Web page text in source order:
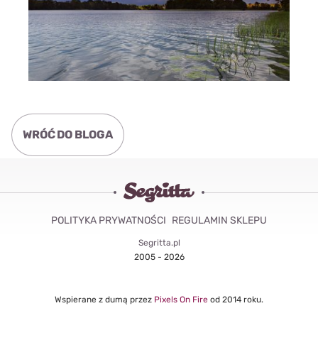
WRÓĆ DO BLOGA
Segritta.pl
2005 - 2026
POLITYKA PRYWATNOŚCI REGULAMIN SKLEPU
Wspierane z dumą przez Pixels On Fire od 2014 roku.